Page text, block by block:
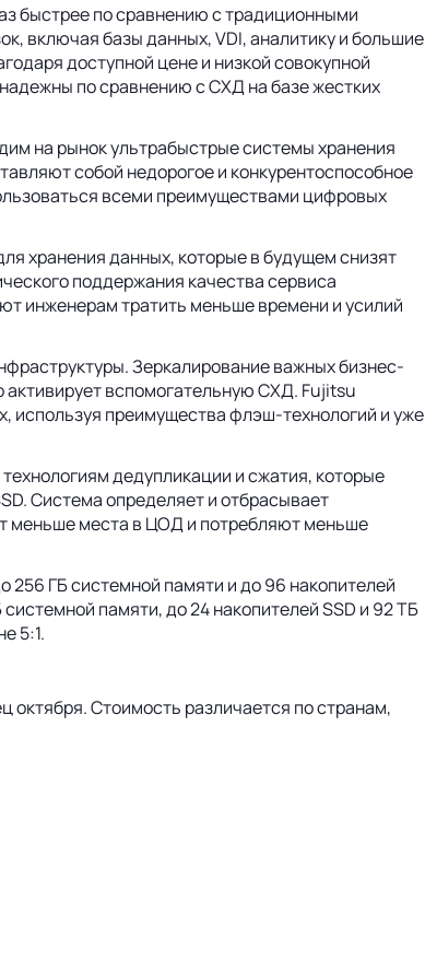
быстрее по сравнению с традиционными
включая базы данных, VDI, аналитику и большие
доступной цене и низкой совокупной
по сравнению с СХД на базе жестких
на рынок ультрабыстрые системы хранения
собой недорогое и конкурентоспособное
всеми преимуществами цифровых
хранения данных, которые в будущем снизят
поддержания качества сервиса
инженерам тратить меньше времени и усилий
Зеркалирование важных бизнес-
вспомогательную СХД. Fujitsu
используя преимущества флэш-технологий и уже
дедупликации и сжатия, которые
Система определяет и отбрасывает
меньше места в ЦОД и потребляют меньше
256 ГБ системной памяти и до 96 накопителей
памяти, до 24 накопителей SSD и 92 ТБ
5:1.
октября. Стоимость различается по странам,